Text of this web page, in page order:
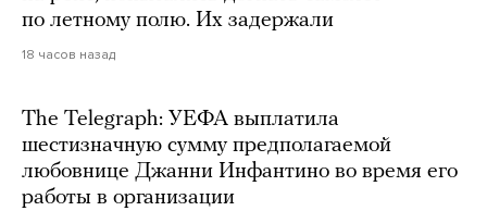
по летному полю. Их задержали
18 часов назад
The Telegraph: УЕФА выплатила
шестизначную сумму предполагаемой
любовнице Джанни Инфантино во время его
работы в организации